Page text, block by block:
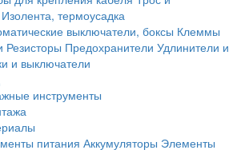
Изолента, термоусадка
выключатели, боксы Клеммы
Резисторы Предохранители Удлинители и
и выключатели
инструменты
питания Аккумуляторы Элементы